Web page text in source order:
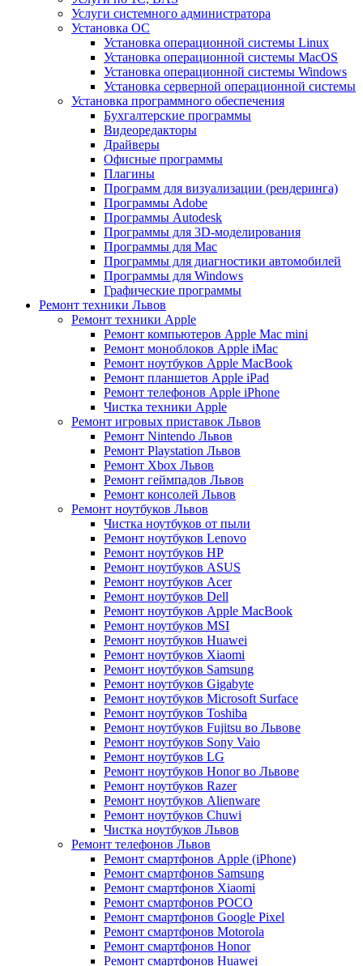
Услуги системного администратора
Установка ОС
Установка операционной системы Linux
Установка операционной системы MacOS
Установка операционной системы Windows
Установка серверной операционной системы
Установка программного обеспечения
Бухгалтерские программы
Видеоредакторы
Драйверы
Офисные программы
Плагины
Программ для визуализации (рендеринга)
Программы Adobe
Программы Autodesk
Программы для 3D-моделирования
Программы для Mac
Программы для диагностики автомобилей
Программы для Windows
Графические программы
Ремонт техники Львов
Ремонт техники Apple
Ремонт компьютеров Apple Mac mini
Ремонт моноблоков Apple iMac
Ремонт ноутбуков Apple MacBook
Ремонт планшетов Apple iPad
Ремонт телефонов Apple iPhone
Чистка техники Apple
Ремонт игровых приставок Львов
Ремонт Nintendo Львов
Ремонт Playstation Львов
Ремонт Xbox Львов
Ремонт геймпадов Львов
Ремонт консолей Львов
Ремонт ноутбуков Львов
Чистка ноутбуков от пыли
Ремонт ноутбуков Lenovo
Ремонт ноутбуков HP
Ремонт ноутбуков ASUS
Ремонт ноутбуков Acer
Ремонт ноутбуков Dell
Ремонт ноутбуков Apple MacBook
Ремонт ноутбуков MSI
Ремонт ноутбуков Huawei
Ремонт ноутбуков Xiaomi
Ремонт ноутбуков Samsung
Ремонт ноутбуков Gigabyte
Ремонт ноутбуков Microsoft Surface
Ремонт ноутбуков Toshiba
Ремонт ноутбуков Fujitsu во Львове
Ремонт ноутбуков Sony Vaio
Ремонт ноутбуков LG
Ремонт ноутбуков Honor во Львове
Ремонт ноутбуков Razer
Ремонт ноутбуков Alienware
Ремонт ноутбуков Chuwi
Чистка ноутбуков Львов
Ремонт телефонов Львов
Ремонт смартфонов Apple (iPhone)
Ремонт смартфонов Samsung
Ремонт смартфонов Xiaomi
Ремонт смартфонов POCO
Ремонт смартфонов Google Pixel
Ремонт смартфонов Motorola
Ремонт смартфонов Honor
Ремонт смартфонов Huawei